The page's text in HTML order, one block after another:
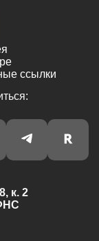
ссылки
к. 2